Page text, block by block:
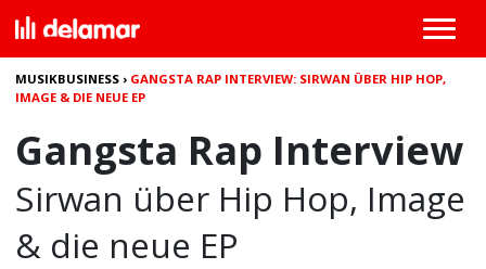
MUSIKBUSINESS › GANGSTA RAP INTERVIEW: SIRWAN ÜBER HIP HOP,
IMAGE & DIE NEUE EP
Gangsta Rap Interview
Sirwan über Hip Hop, Image
& die neue EP